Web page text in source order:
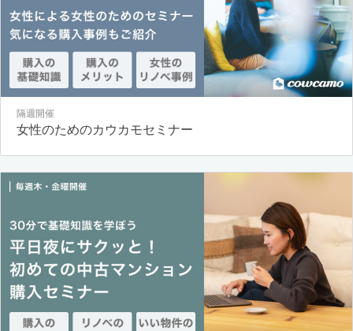
隔週開催
女性のためのカウカモセミナー